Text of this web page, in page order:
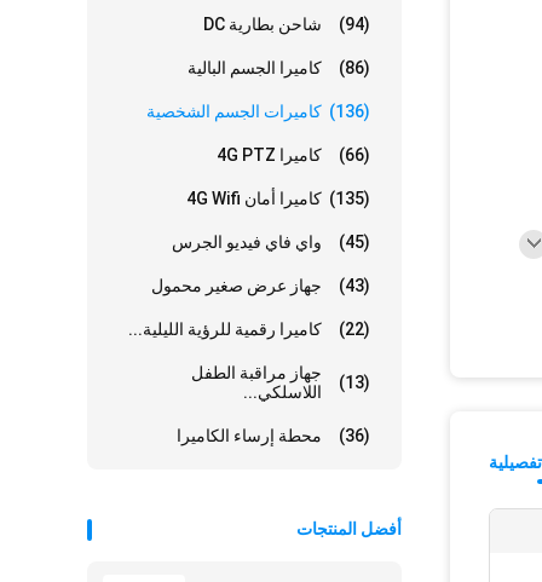
شاحن بطارية DC (94)
كاميرا الجسم البالية (86)
كاميرات الجسم الشخصية (136)
كاميرا 4G PTZ (66)
كاميرا أمان 4G Wifi (135)
واي فاي فيديو الجرس (45)
جهاز عرض صغير محمول (43)
كاميرا رقمية للرؤية الليلية... (22)
جهاز مراقبة الطفل
اللاسلكي...
(13)
محطة إرساء الكاميرا (36)
أفضل المنتجات